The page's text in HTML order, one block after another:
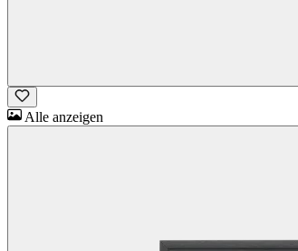
Alle anzeigen